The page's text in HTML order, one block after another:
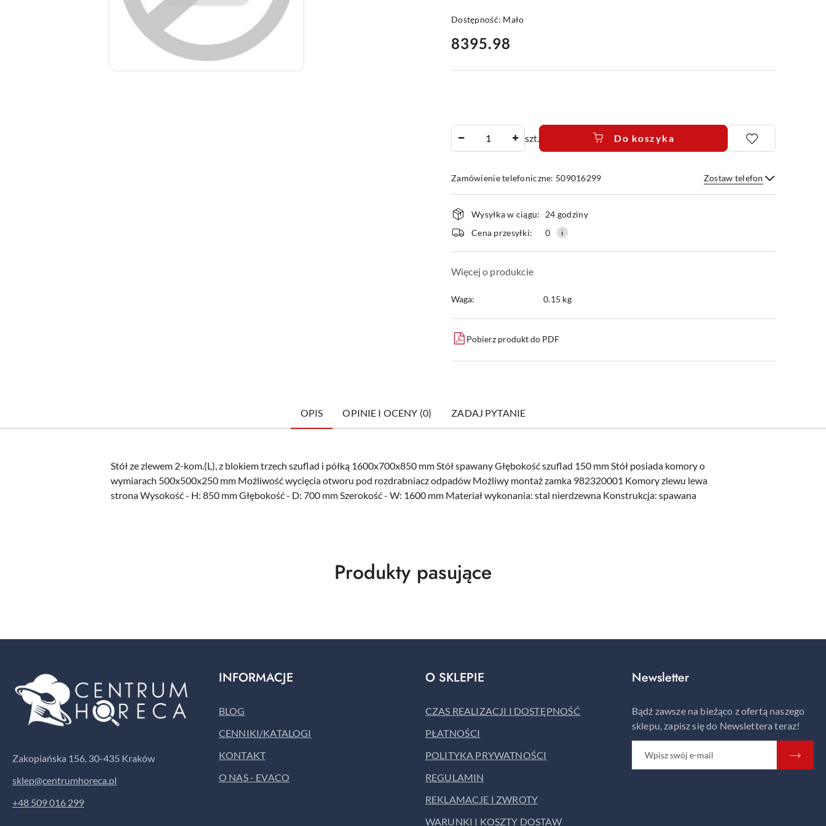
Dostępność: Mało
cena:
8395.98
szt. Do koszyka
Zamówienie telefoniczne: 509016299 Zostaw telefon
Wyślij
Dostępność
i
dostawa
Wysyłka w ciągu:
24 godziny
Cena przesyłki:
0
Więcej o produkcie
Waga: 0.15 kg
Pobierz produkt do PDF
OPIS OPINIE I OCENY (0) ZADAJ PYTANIE
Stół ze zlewem 2-kom.(L), z blokiem trzech szuflad i półką 1600x700x850 mm Stół spawany Głębokość szuflad 150 mm Stół posiada komory o
wymiarach 500x500x250 mm Możliwość wycięcia otworu pod rozdrabniacz odpadów Możliwy montaż zamka 982320001 Komory zlewu lewa
strona Wysokość - H: 850 mm Głębokość - D: 700 mm Szerokość - W: 1600 mm Materiał wykonania: stal nierdzewna Konstrukcja: spawana
Produkty
Produkty pasujące
Zakopiańska 156, 30-435 Kraków
sklep@centrumhoreca.pl
+48 509 016 299
INFORMACJE
BLOG
CENNIKI/KATALOGI
KONTAKT
O NAS - EVACO
O SKLEPIE
CZAS REALIZACJI I DOSTĘPNOŚĆ
PŁATNOŚCI
POLITYKA PRYWATNOŚCI
REGULAMIN
REKLAMACJE I ZWROTY
WARUNKI I KOSZTY DOSTAW
Newsletter
Bądź zawsze na bieżąco z ofertą naszego
sklepu, zapisz się do Newslettera teraz!